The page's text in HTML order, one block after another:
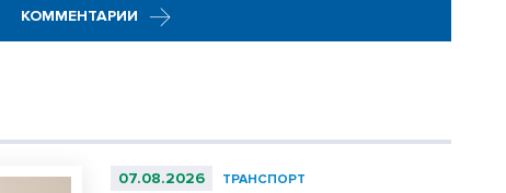
КОММЕНТАРИИ
07.08.2026 ТРАНСПОРТ